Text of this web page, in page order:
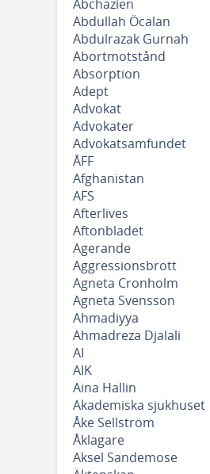
Abchazien
Abdullah Öcalan
Abdulrazak Gurnah
Abortmotstånd
Absorption
Adept
Advokat
Advokater
Advokatsamfundet
ÅFF
Afghanistan
AFS
Afterlives
Aftonbladet
Agerande
Aggressionsbrott
Agneta Cronholm
Agneta Svensson
Ahmadiyya
Ahmadreza Djalali
AI
AIK
Aina Hallin
Akademiska sjukhuset
Åke Sellström
Åklagare
Aksel Sandemose